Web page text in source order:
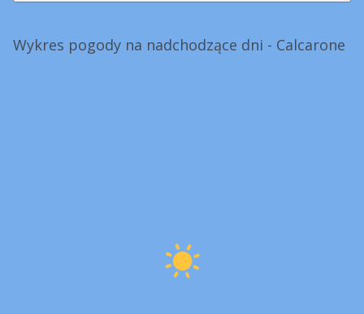
Wykres pogody na nadchodzące dni - Calcarone